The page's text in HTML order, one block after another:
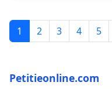
1 2 3 4 5
Petitieonline.com